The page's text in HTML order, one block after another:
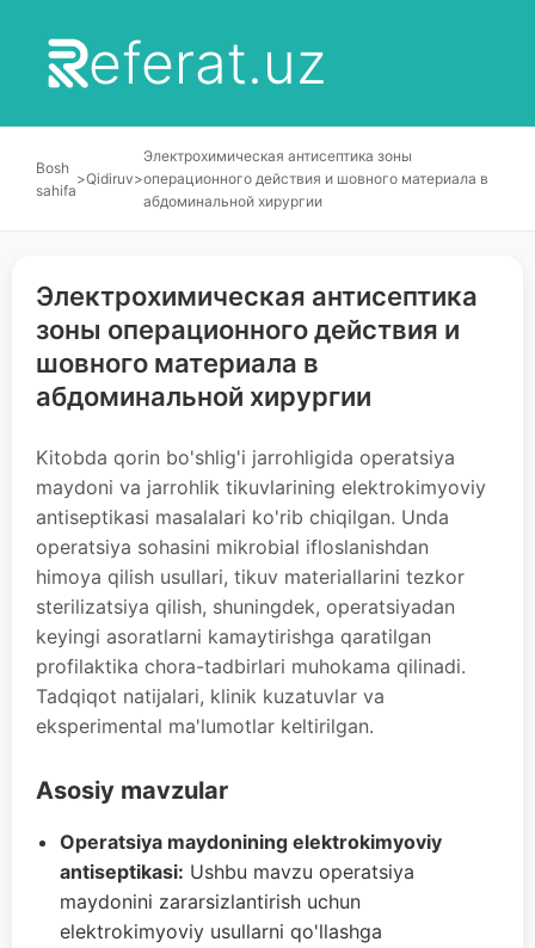
eferat.uz
Bosh
sahifa
>Qidiruv>
Электрохимическая антисептика зоны
операционного действия и шовного материала в
абдоминальной хирургии
Электрохимическая антисептика
зоны операционного действия и
шовного материала в
абдоминальной хирургии
Kitobda qorin bo'shlig'i jarrohligida operatsiya
maydoni va jarrohlik tikuvlarining elektrokimyoviy
antiseptikasi masalalari ko'rib chiqilgan. Unda
operatsiya sohasini mikrobial ifloslanishdan
himoya qilish usullari, tikuv materiallarini tezkor
sterilizatsiya qilish, shuningdek, operatsiyadan
keyingi asoratlarni kamaytirishga qaratilgan
profilaktika chora-tadbirlari muhokama qilinadi.
Tadqiqot natijalari, klinik kuzatuvlar va
eksperimental ma'lumotlar keltirilgan.
Asosiy mavzular
Operatsiya maydonining elektrokimyoviy
antiseptikasi: Ushbu mavzu operatsiya
maydonini zararsizlantirish uchun
elektrokimyoviy usullarni qo'llashga